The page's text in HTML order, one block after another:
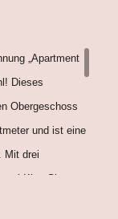
„Apartment
Dieses
Obergeschoss
und ist eine
Mit drei
King-Size-
(90 cm x 200